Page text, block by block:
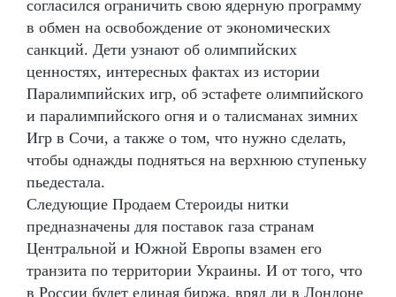
согласился ограничить свою ядерную программу
в обмен на освобождение от экономических
санкций. Дети узнают об олимпийских
ценностях, интересных фактах из истории
Паралимпийских игр, об эстафете олимпийского
и паралимпийского огня и о талисманах зимних
Игр в Сочи, а также о том, что нужно сделать,
чтобы однажды подняться на верхнюю ступеньку
пьедестала.
Следующие Продаем Стероиды нитки
предназначены для поставок газа странам
Центральной и Южной Европы взамен его
транзита по территории Украины. И от того, что
в России будет единая биржа, вряд ли в Лондоне